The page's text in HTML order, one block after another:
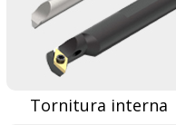
Tornitura interna